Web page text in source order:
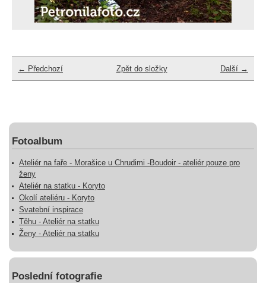
← Předchozí Další →
Zpět do složky
Fotoalbum
Ateliér na faře - Morašice u Chrudimi -Boudoir - ateliér pouze pro
ženy
Ateliér na statku - Koryto
Okolí ateliéru - Koryto
Svatební inspirace
Těhu - Ateliér na statku
Ženy - Ateliér na statku
Poslední fotografie